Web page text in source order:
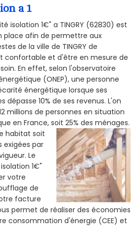
a 1
isolation 1€" a TINGRY (62830) est
place afin de permettre aux
de la ville de TINGRY de
confortable et d'être en mesure de
En effet, selon l'observatoire
(ONEP), une personne
énergétique lorsque ses
dépasse 10% de ses revenus. L'on
millions de personnes en situation
en France, soit 25% des ménages.
habitat soit
exigées par
Le
1€"
votre
de
facture
permet de réaliser des économies
consommation d'énergie (CEE) et